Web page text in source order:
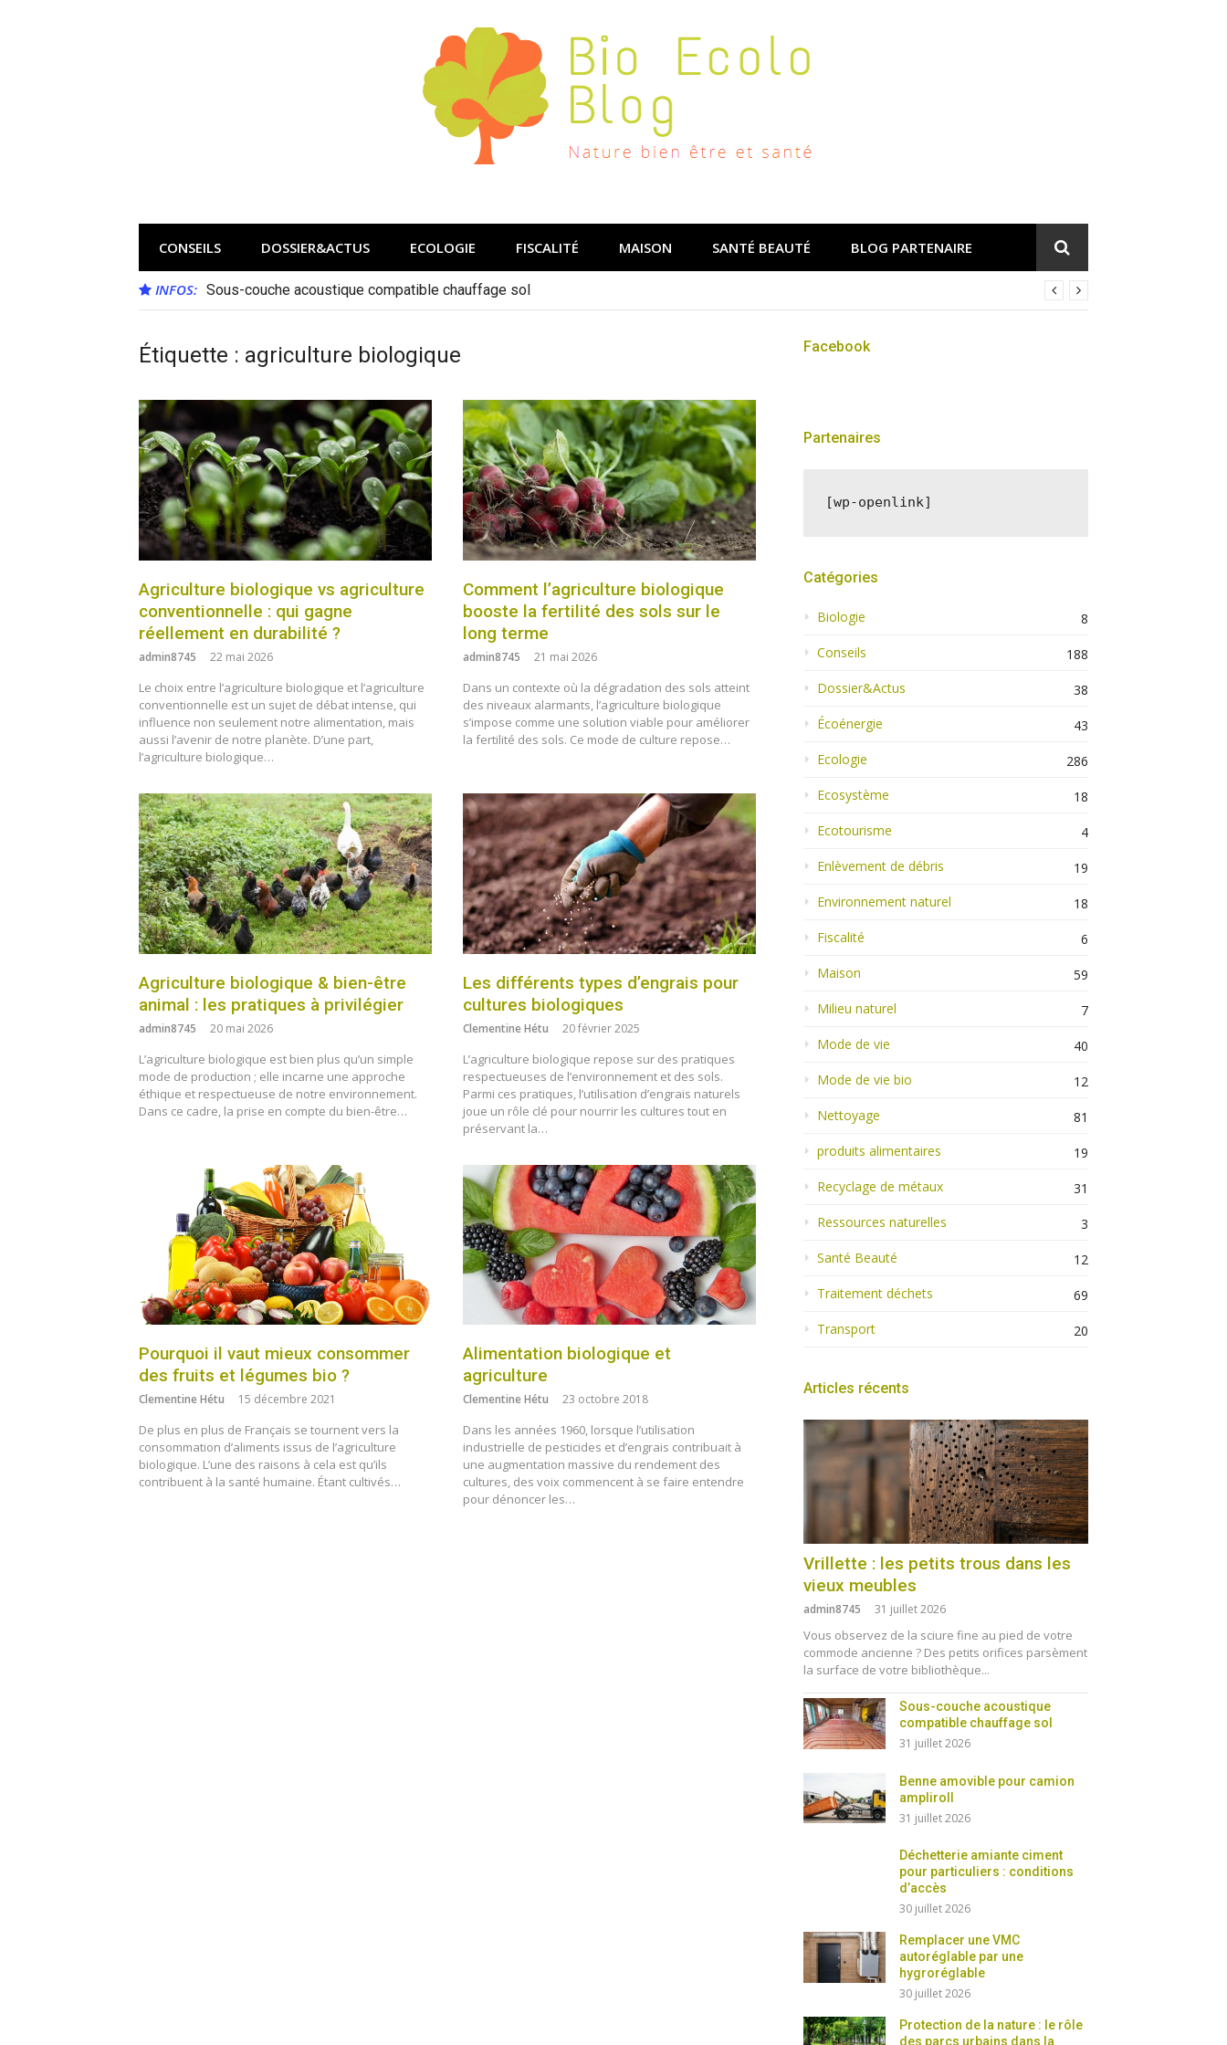
CONSEILS DOSSIER&ACTUS ECOLOGIE FISCALITÉ MAISON SANTÉ BEAUTÉ BLOG PARTENAIRE
INFOS: Sous-couche acoustique compatible chauffage sol
Étiquette : agriculture biologique
Agriculture biologique vs agriculture
conventionnelle : qui gagne
réellement en durabilité ?
admin8745 22 mai 2026
Le choix entre l’agriculture biologique et l’agriculture
conventionnelle est un sujet de débat intense, qui
influence non seulement notre alimentation, mais
aussi l’avenir de notre planète. D’une part,
l’agriculture biologique…
Comment l’agriculture biologique
booste la fertilité des sols sur le
long terme
admin8745 21 mai 2026
Dans un contexte où la dégradation des sols atteint
des niveaux alarmants, l’agriculture biologique
s’impose comme une solution viable pour améliorer
la fertilité des sols. Ce mode de culture repose…
Agriculture biologique & bien-être
animal : les pratiques à privilégier
admin8745 20 mai 2026
L’agriculture biologique est bien plus qu’un simple
mode de production ; elle incarne une approche
éthique et respectueuse de notre environnement.
Dans ce cadre, la prise en compte du bien-être…
Les différents types d’engrais pour
cultures biologiques
Clementine Hétu 20 février 2025
L’agriculture biologique repose sur des pratiques
respectueuses de l’environnement et des sols.
Parmi ces pratiques, l’utilisation d’engrais naturels
joue un rôle clé pour nourrir les cultures tout en
préservant la…
Pourquoi il vaut mieux consommer
des fruits et légumes bio ?
Clementine Hétu 15 décembre 2021
De plus en plus de Français se tournent vers la
consommation d’aliments issus de l’agriculture
biologique. L’une des raisons à cela est qu’ils
contribuent à la santé humaine. Étant cultivés…
Alimentation biologique et
agriculture
Clementine Hétu 23 octobre 2018
Dans les années 1960, lorsque l’utilisation
industrielle de pesticides et d’engrais contribuait à
une augmentation massive du rendement des
cultures, des voix commencent à se faire entendre
pour dénoncer les…
Facebook
Partenaires
[wp-openlink]
Catégories
Biologie
8
Conseils
188
Dossier&Actus
38
Écoénergie
43
Ecologie
286
Ecosystème
18
Ecotourisme
4
Enlèvement de débris
19
Environnement naturel
18
Fiscalité
6
Maison
59
Milieu naturel
7
Mode de vie
40
Mode de vie bio
12
Nettoyage
81
produits alimentaires
19
Recyclage de métaux
31
Ressources naturelles
3
Santé Beauté
12
Traitement déchets
69
Transport
20
Articles récents
Vrillette : les petits trous dans les
vieux meubles
admin8745 31 juillet 2026
Vous observez de la sciure fine au pied de votre
commode ancienne ? Des petits orifices parsèment
la surface de votre bibliothèque...
Sous-couche acoustique
compatible chauffage sol
31 juillet 2026
Benne amovible pour camion
ampliroll
31 juillet 2026
Déchetterie amiante ciment
pour particuliers : conditions
d’accès
30 juillet 2026
Remplacer une VMC
autoréglable par une
hygroréglable
30 juillet 2026
Protection de la nature : le rôle
des parcs urbains dans la